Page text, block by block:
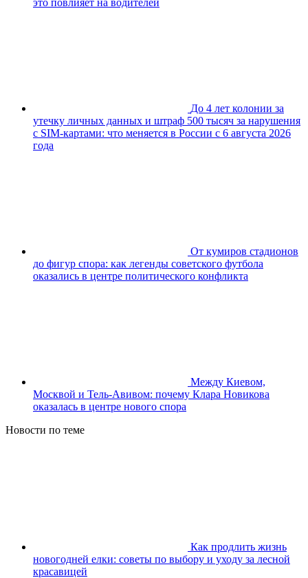
До 4 лет колонии за
утечку личных данных и штраф 500 тысяч за нарушения
с SIM-картами: что меняется в России с 6 августа 2026
года
От кумиров стадионов
до фигур спора: как легенды советского футбола
оказались в центре политического конфликта
Между Киевом,
Москвой и Тель-Авивом: почему Клара Новикова
оказалась в центре нового спора
Новости по теме
Как продлить жизнь
новогодней елки: советы по выбору и уходу за лесной
красавицей